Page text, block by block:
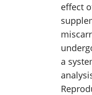
effect
a